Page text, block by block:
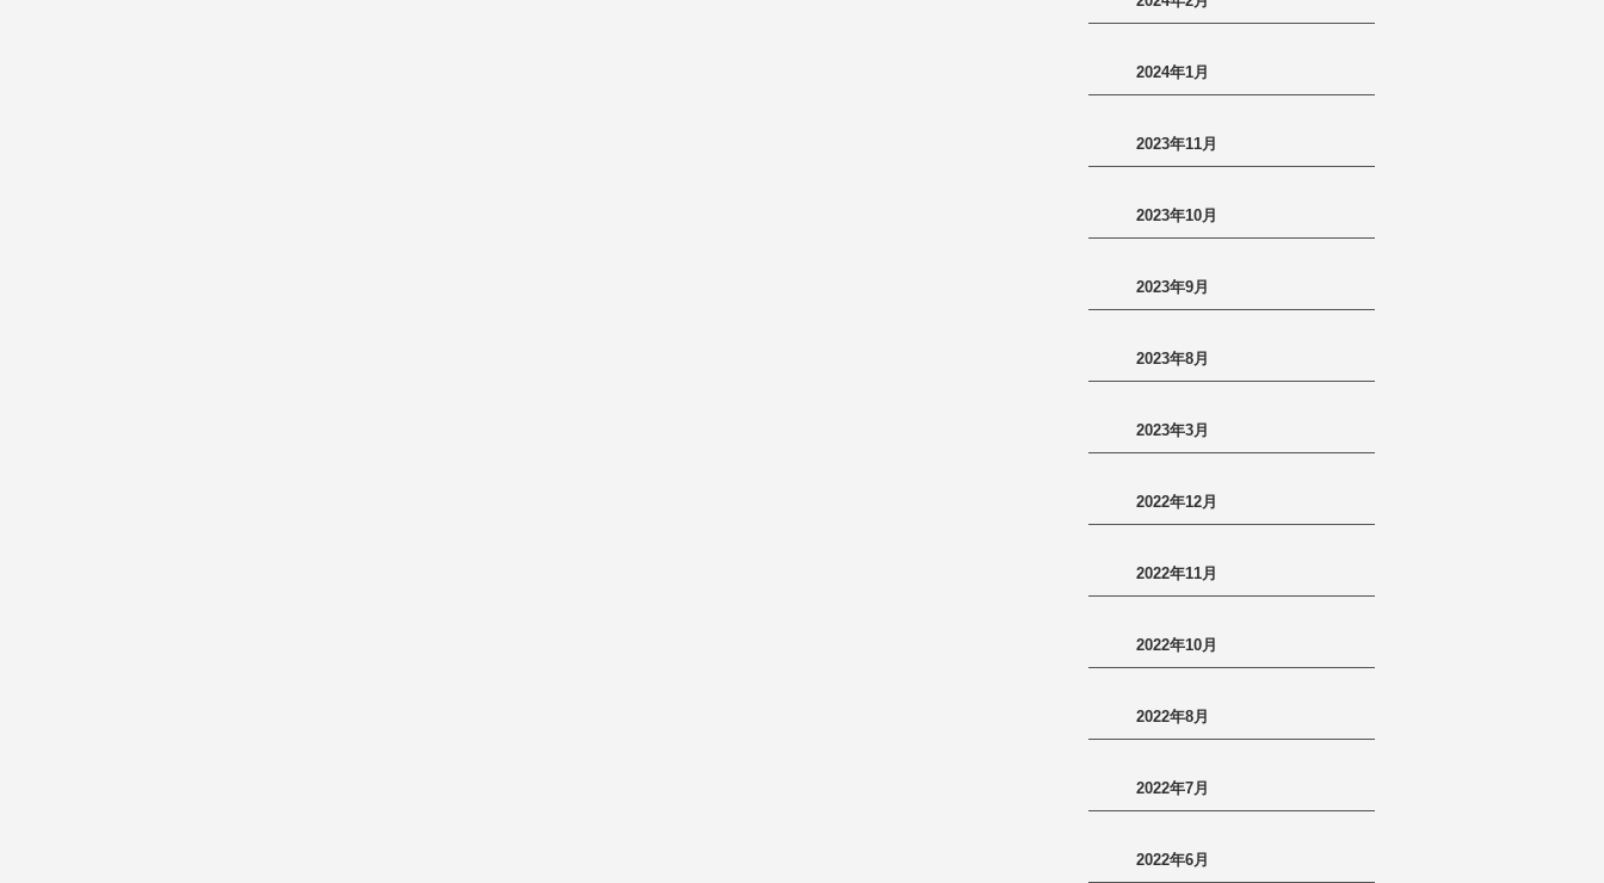
2024年1月
2023年11月
2023年10月
2023年9月
2023年8月
2023年3月
2022年12月
2022年11月
2022年10月
2022年8月
2022年7月
2022年6月